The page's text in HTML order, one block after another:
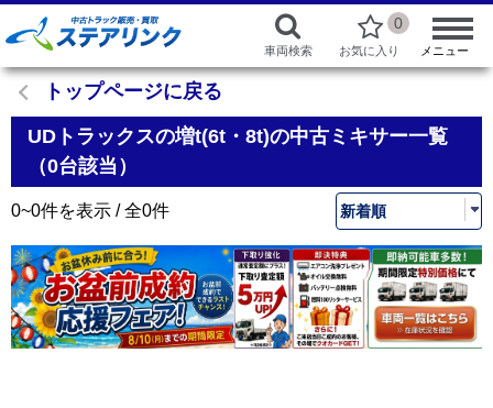
車両検索
0
お気に入り メニュー
トップページに戻る
UDトラックスの増t(6t・8t)の中古ミキサー一覧
（0台該当）
0~0件を表示 / 全0件